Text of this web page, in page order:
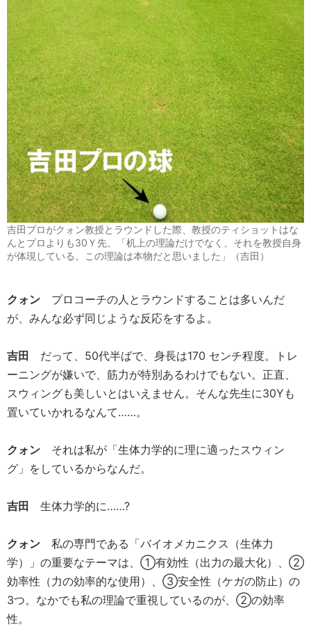
吉田プロがクォン教授とラウンドした際、教授のティショットはな
んとプロよりも30Ｙ先。「机上の理論だけでなく、それを教授自身
が体現している。この理論は本物だと思いました」（吉田）
クォン プロコーチの人とラウンドすることは多いんだ
が、みんな必ず同じような反応をするよ。
吉田 だって、50代半ばで、身長は170 センチ程度。トレ
ーニングが嫌いで、筋力が特別あるわけでもない。正直、
スウィングも美しいとはいえません。そんな先生に30Yも
置いていかれるなんて……。
クォン それは私が「生体力学的に理に適ったスウィン
グ」をしているからなんだ。
吉田 生体力学的に……?
クォン 私の専門である「バイオメカニクス（生体力
学）」の重要なテーマは、①有効性（出力の最大化）、②
効率性（力の効率的な使用）、③安全性（ケガの防止）の
3つ。なかでも私の理論で重視しているのが、②の効率
性。